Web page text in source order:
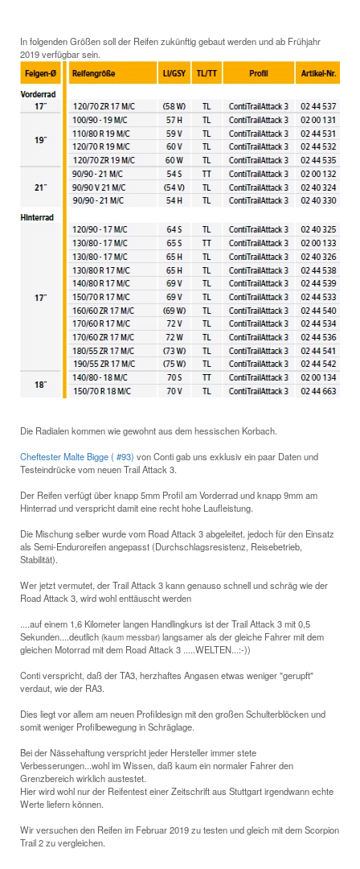
In folgenden Größen soll der Reifen zukünftig gebaut werden und ab Frühjahr
2019 verfügbar sein.
Die Radialen kommen wie gewohnt aus dem hessischen Korbach.
Cheftester Malte Bigge ( #93) von Conti gab uns exklusiv ein paar Daten und
Testeindrücke vom neuen Trail Attack 3.
Der Reifen verfügt über knapp 5mm Profil am Vorderrad und knapp 9mm am
Hinterrad und verspricht damit eine recht hohe Laufleistung.
Die Mischung selber wurde vom Road Attack 3 abgeleitet, jedoch für den Einsatz
als Semi-Enduroreifen angepasst (Durchschlagsresistenz, Reisebetrieb,
Stabilität).
Wer jetzt vermutet, der Trail Attack 3 kann genauso schnell und schräg wie der
Road Attack 3, wird wohl enttäuscht werden
....auf einem 1,6 Kilometer langen Handlingkurs ist der Trail Attack 3 mit 0,5
Sekunden....deutlich (kaum messbar) langsamer als der gleiche Fahrer mit dem
gleichen Motorrad mit dem Road Attack 3 .....WELTEN...:-))
Conti verspricht, daß der TA3, herzhaftes Angasen etwas weniger "gerupft"
verdaut, wie der RA3.
Dies liegt vor allem am neuen Profildesign mit den großen Schulterblöcken und
somit weniger Profilbewegung in Schräglage.
Bei der Nässehaftung verspricht jeder Hersteller immer stete
Verbesserungen...wohl im Wissen, daß kaum ein normaler Fahrer den
Grenzbereich wirklich austestet.
Hier wird wohl nur der Reifentest einer Zeitschrift aus Stuttgart irgendwann echte
Werte liefern können.
Wir versuchen den Reifen im Februar 2019 zu testen und gleich mit dem Scorpion
Trail 2 zu vergleichen.